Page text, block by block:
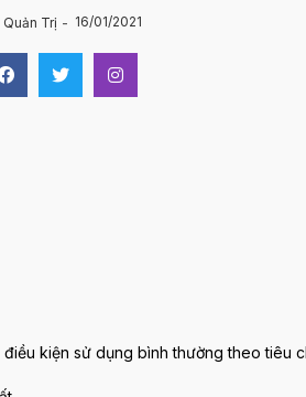
Quản Trị 16/01/2021
kiện sử dụng bình thường theo tiêu